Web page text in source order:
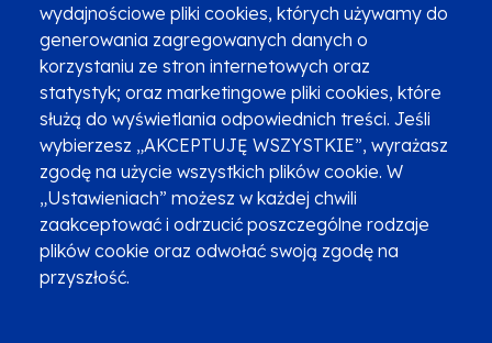
wydajnościowe pliki cookies, których używamy do
generowania zagregowanych danych o
korzystaniu ze stron internetowych oraz
statystyk; oraz marketingowe pliki cookies, które
służą do wyświetlania odpowiednich treści. Jeśli
wybierzesz „AKCEPTUJĘ WSZYSTKIE”, wyrażasz
zgodę na użycie wszystkich plików cookie. W
„Ustawieniach” możesz w każdej chwili
zaakceptować i odrzucić poszczególne rodzaje
plików cookie oraz odwołać swoją zgodę na
przyszłość.
Newsletter
Fundusze SMS-em
Najczęściej zadawane pytania
Promocja projektu
Zobacz inne programy
Poznaj Fundusze 2014-2020
Deklaracja dostępności
Polityka prywatności
Przetwarzanie danych osobowych
Zgłoś błąd Mapa strony